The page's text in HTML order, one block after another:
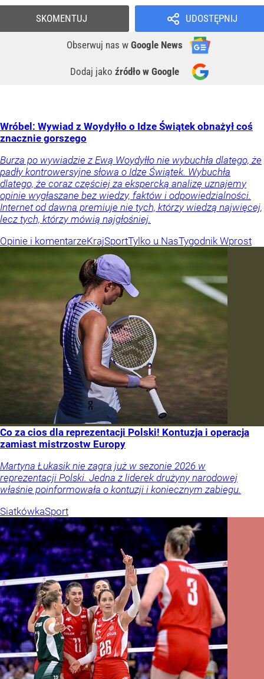
UDOSTĘPNIJ
Obserwuj nas w Google News
Dodaj jako źródło w Google
SKOMENTUJ
Wróbel: Wywiad z Woydyłło o Idze Świątek obnażył coś
znacznie gorszego
Burza po wywiadzie z Ewą Woydyłło nie wybuchła dlatego, że
padły kontrowersyjne słowa o Idze Świątek. Wybuchła
dlatego, że coraz częściej za ekspercką analizę uznajemy
opinie wygłaszane bez wiedzy, faktów i odpowiedzialności.
Internet od dawna premiuje nie tych, którzy wiedzą najwięcej,
lecz tych, którzy mówią najgłośniej.
Opinie i komentarzeKrajSportTylko u NasTygodnik Wprost
Co za cios dla reprezentacji Polski! Kontuzja i operacja
zamiast mistrzostw Europy
Martyna Łukasik nie zagra już w sezonie 2026 w
reprezentacji Polski. Jedna z liderek drużyny narodowej
właśnie poinformowała o kontuzji i koniecznym zabiegu.
SiatkówkaSport